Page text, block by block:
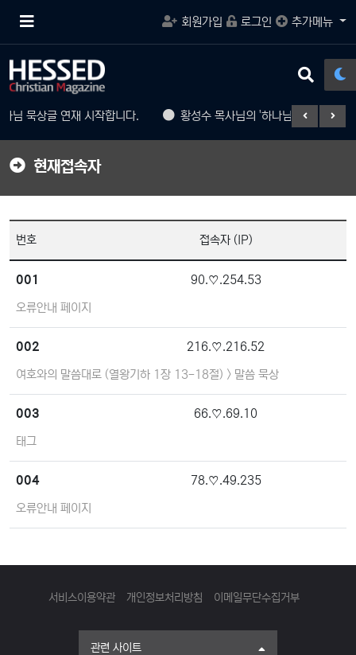
메
튼
회원가입 로그인 추가메뉴
님 묵상글 연재 시작합니다. 황성수 목사님의 '하나님 나라의 백성'
검
버
튼
현재접속자
번호 접속자 (IP)
001 90.♡.254.53
오류안내 페이지
002 216.♡.216.52
여호와의 말씀대로 (열왕기하 1장 13-18절) > 말씀 묵상
003 66.♡.69.10
태그
004 78.♡.49.235
오류안내 페이지
서비스이용약관 개인정보처리방침 이메일무단수집거부
관련 사이트